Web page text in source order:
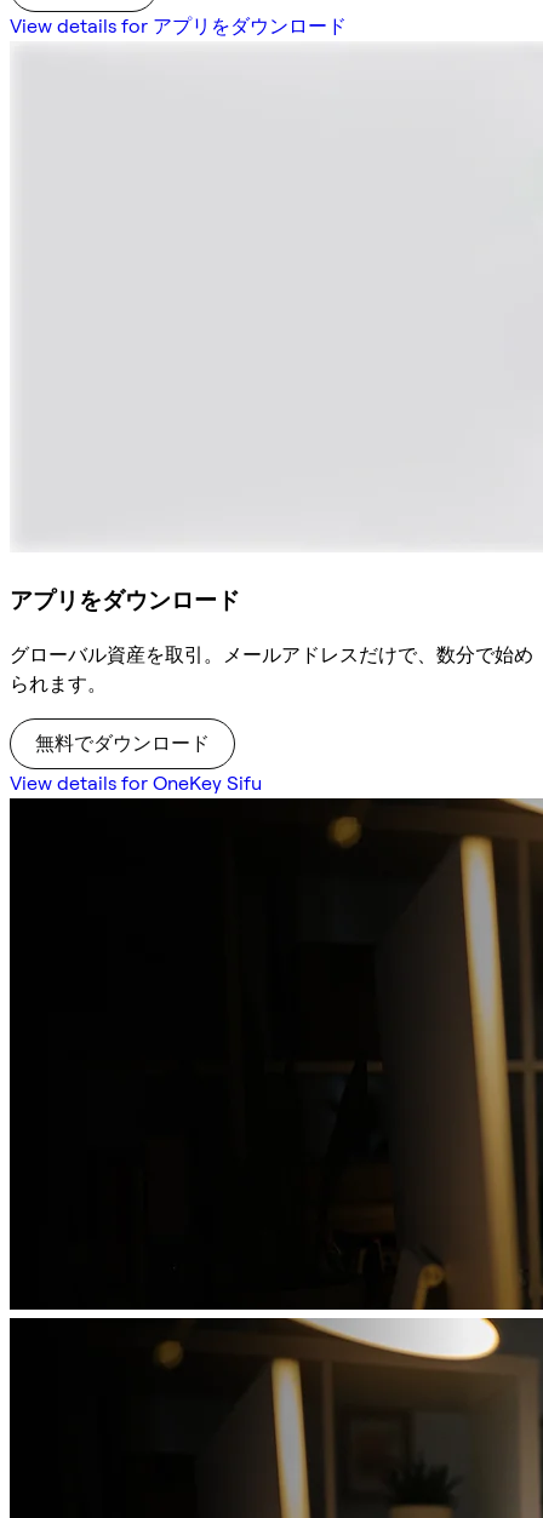
View details for アプリをダウンロード
アプリをダウンロード
グローバル資産を取引。メールアドレスだけで、数分で始め
られます。
無料でダウンロード
View details for OneKey Sifu